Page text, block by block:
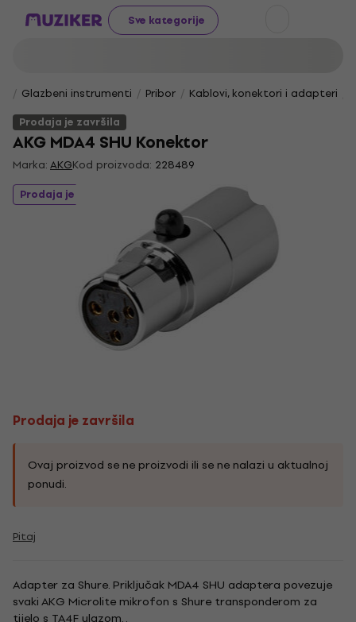
Sve kategorije
Glazbeni instrumenti Pribor Kablovi, konektori i adapteri
Prodaja je završila
AKG MDA4 SHU Konektor
Marka:AKGKod proizvoda: 228489
Prodaja je završila
Prodaja je završila
Ovaj proizvod se ne proizvodi ili se ne nalazi u aktualnoj
ponudi.
Pitaj
Adapter za Shure. Priključak MDA4 SHU adaptera povezuje
svaki AKG Microlite mikrofon s Shure transponderom za